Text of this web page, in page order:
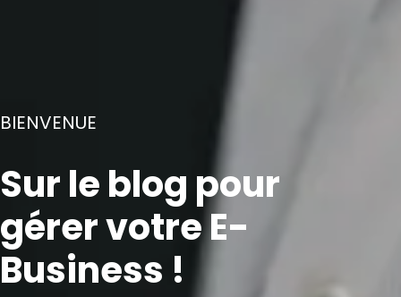
BIENVENUE
Sur le blog pour
gérer votre E-
Business !